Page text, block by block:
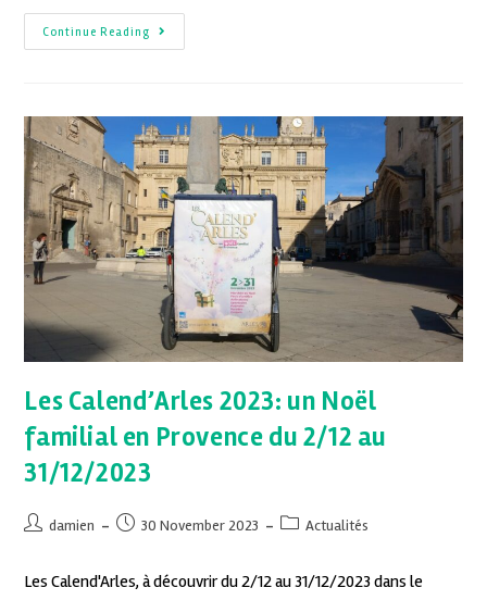
Continue Reading
Les Calend’Arles 2023: un Noël
familial en Provence du 2/12 au
31/12/2023
damien 30 November 2023 Actualités
Les Calend'Arles, à découvrir du 2/12 au 31/12/2023 dans le